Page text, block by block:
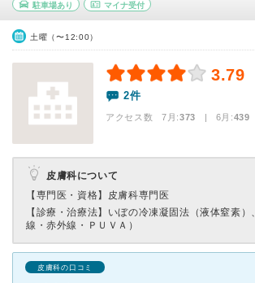
駐車場あり マイナ受付
土曜（〜12:00）
3.79
2件
アクセス数 7月:373 | 6月:439
皮膚科について
【専門医・資格】 皮膚科専門医
【診療・治療法】 いぼの冷凍凝固法（液体窒素）
線・赤外線・ＰＵＶＡ）
皮膚科の口コミ